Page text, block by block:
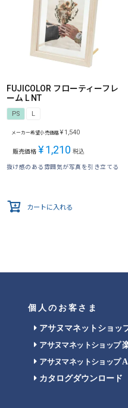
FUJICOLOR フローティーフレ
ーム L NT
PS L
メーカー希望小売価格 ¥ 1,540
販売価格 ¥1,210 税込
抜け感のある雰囲気が写真を引き立てる
カートに入れる
個人のお客さま
アサヌマネットショッ
アサヌマネットショップ
アサヌマネットショップ
カタログダウンロード